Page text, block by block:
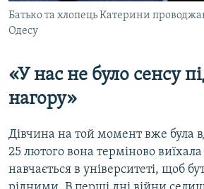
Батько та хлопець Катерини
Одесу
«У нас не було сенсу
нагору»
Дівчина на той момент вже була
25 лютого вона терміново
навчається в університеті, щоб